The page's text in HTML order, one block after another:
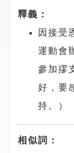
釋義：
因接受
運動會
參加摎
好，要
持。）
相似詞：